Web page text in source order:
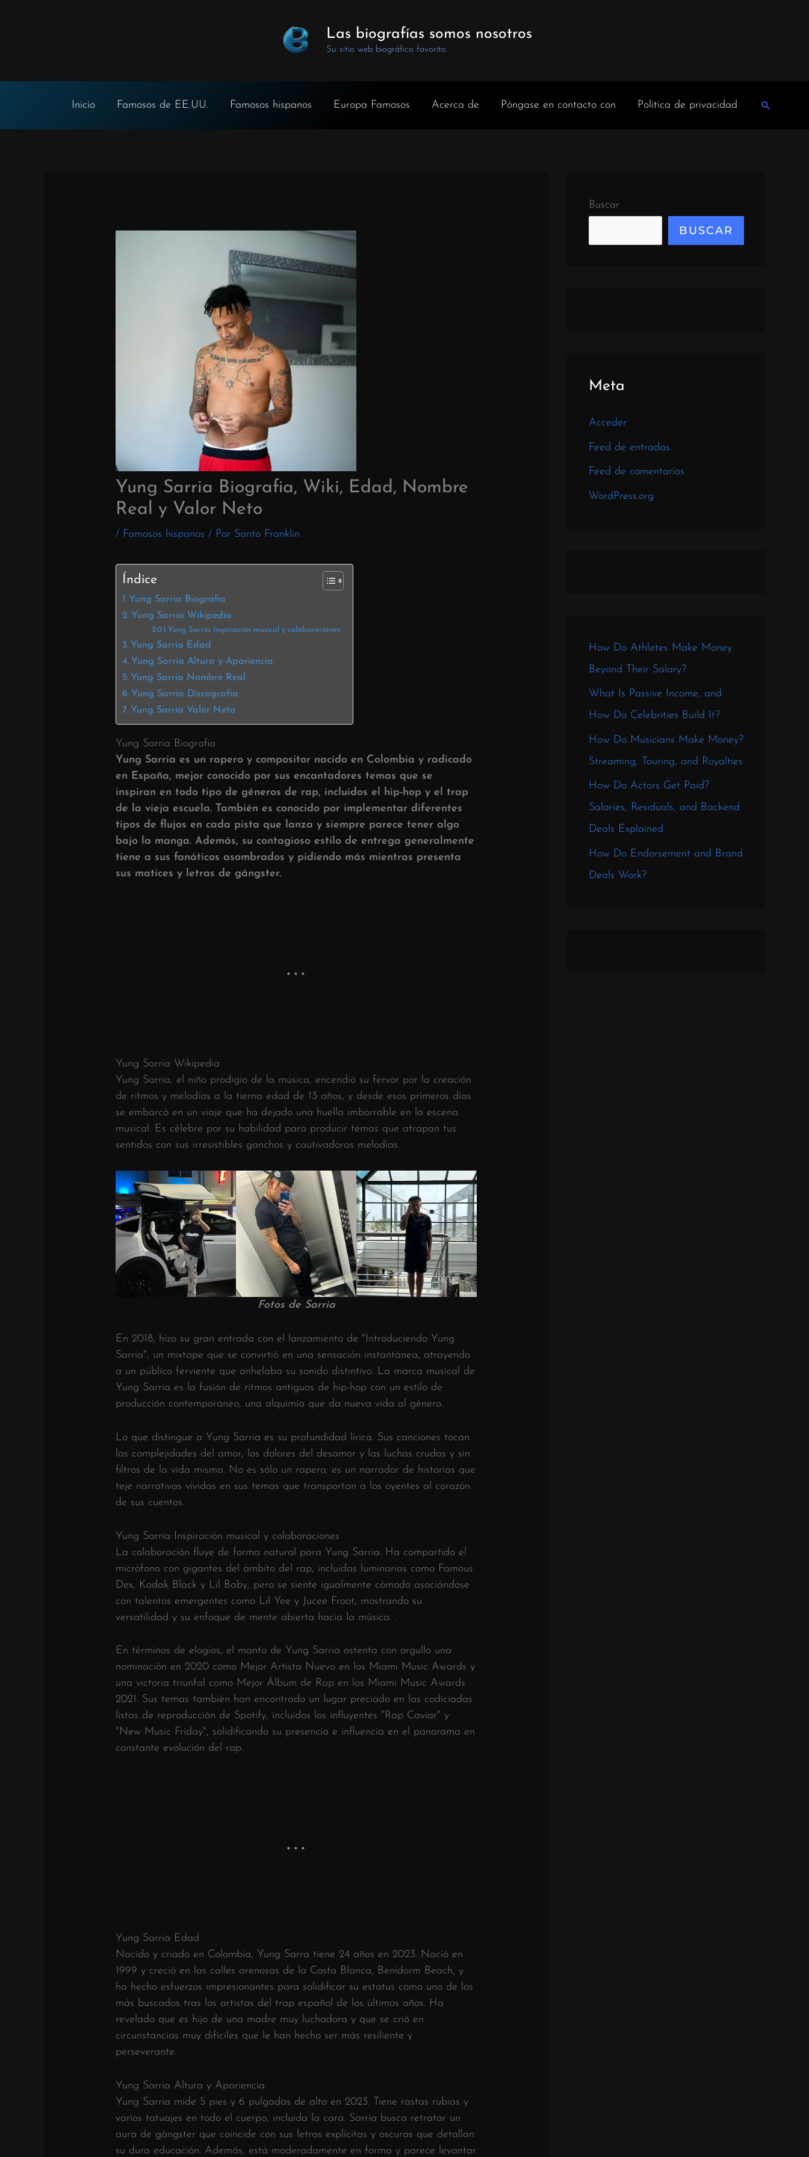
Las biografías somos nosotros
Su sitio web biográfico favorito
Inicio Famosos de EE.UU. Famosos hispanos Europa Famosos Acerca de Póngase en contacto con Política de privacidad
Buscar
Yung Sarria Biografia, Wiki, Edad, Nombre
Real y Valor Neto
/ Famosos hispanos / Por Santo Franklin
Índice
Yung Sarria Biografia
Yung Sarria Wikipedia
Yung Sarria Inspiración musical y colaboraciones
Yung Sarria Edad
Yung Sarria Altura y Apariencia
Yung Sarria Nombre Real
Yung Sarria Discografía
Yung Sarria Valor Neto
Yung Sarria Biografia
Yung Sarria es un rapero y compositor nacido en Colombia y radicado
en España, mejor conocido por sus encantadores temas que se
inspiran en todo tipo de géneros de rap, incluidos el hip-hop y el trap
de la vieja escuela. También es conocido por implementar diferentes
tipos de flujos en cada pista que lanza y siempre parece tener algo
bajo la manga. Además, su contagioso estilo de entrega generalmente
tiene a sus fanáticos asombrados y pidiendo más mientras presenta
sus matices y letras de gángster.
Yung Sarria Wikipedia
Yung Sarria, el niño prodigio de la música, encendió su fervor por la creación
de ritmos y melodías a la tierna edad de 13 años, y desde esos primeros días
se embarcó en un viaje que ha dejado una huella imborrable en la escena
musical. Es célebre por su habilidad para producir temas que atrapan tus
sentidos con sus irresistibles ganchos y cautivadoras melodías.
Fotos de Sarria
En 2018, hizo su gran entrada con el lanzamiento de "Introduciendo Yung
Sarria", un mixtape que se convirtió en una sensación instantánea, atrayendo
a un público ferviente que anhelaba su sonido distintivo. La marca musical de
Yung Sarria es la fusión de ritmos antiguos de hip-hop con un estilo de
producción contemporáneo, una alquimia que da nueva vida al género.
Lo que distingue a Yung Sarria es su profundidad lírica. Sus canciones tocan
las complejidades del amor, los dolores del desamor y las luchas crudas y sin
filtros de la vida misma. No es sólo un rapero; es un narrador de historias que
teje narrativas vívidas en sus temas que transportan a los oyentes al corazón
de sus cuentos.
Yung Sarria Inspiración musical y colaboraciones
La colaboración fluye de forma natural para Yung Sarria. Ha compartido el
micrófono con gigantes del ámbito del rap, incluidas luminarias como Famous
Dex, Kodak Black y Lil Baby, pero se siente igualmente cómodo asociándose
con talentos emergentes como Lil Yee y Jucee Froot, mostrando su
versatilidad y su enfoque de mente abierta hacia la música. .
En términos de elogios, el manto de Yung Sarria ostenta con orgullo una
nominación en 2020 como Mejor Artista Nuevo en los Miami Music Awards y
una victoria triunfal como Mejor Álbum de Rap en los Miami Music Awards
2021. Sus temas también han encontrado un lugar preciado en las codiciadas
listas de reproducción de Spotify, incluidos los influyentes "Rap Caviar" y
"New Music Friday", solidificando su presencia e influencia en el panorama en
constante evolución del rap.
Yung Sarria Edad
Nacido y criado en Colombia, Yung Sarra tiene 24 años en 2023. Nació en
1999 y creció en las calles arenosas de la Costa Blanca, Benidorm Beach, y
ha hecho esfuerzos impresionantes para solidificar su estatus como uno de los
más buscados tras los artistas del trap español de los últimos años. Ha
revelado que es hijo de una madre muy luchadora y que se crió en
circunstancias muy difíciles que le han hecho ser más resiliente y
perseverante.
Yung Sarria Altura y Apariencia
Yung Sarria mide 5 pies y 6 pulgadas de alto en 2023. Tiene rastas rubias y
varios tatuajes en todo el cuerpo, incluida la cara. Sarria busca retratar un
aura de gángster que coincide con sus letras explícitas y oscuras que detallan
su dura educación. Además, está moderadamente en forma y parece levantar
Buscar
BUSCAR
Meta
Acceder
Feed de entradas
Feed de comentarios
WordPress.org
How Do Athletes Make Money
Beyond Their Salary?
What Is Passive Income, and
How Do Celebrities Build It?
How Do Musicians Make Money?
Streaming, Touring, and Royalties
How Do Actors Get Paid?
Salaries, Residuals, and Backend
Deals Explained
How Do Endorsement and Brand
Deals Work?